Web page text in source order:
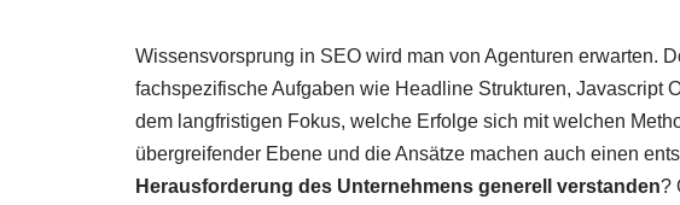
Wissensvorsprung in SEO wird man von Agenturen erwarten.
fachspezifische Aufgaben wie Headline Strukturen, Javascript
dem langfristigen Fokus, welche Erfolge sich mit welchen
übergreifender Ebene und die Ansätze machen auch einen
Herausforderung des Unternehmens generell verstanden?